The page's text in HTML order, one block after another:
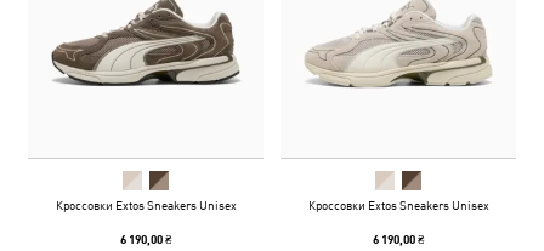
Кроссовки Extos Sneakers Unisex
6 190,00 ₴
Кроссовки Extos Sneakers Unisex
6 190,00 ₴